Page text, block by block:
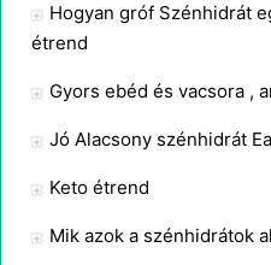
Hogyan gróf Szénhidrát
étrend
Gyors ebéd és vacsora ,
Jó Alacsony szénhidrát
Keto étrend
Mik azok a szénhidrátok